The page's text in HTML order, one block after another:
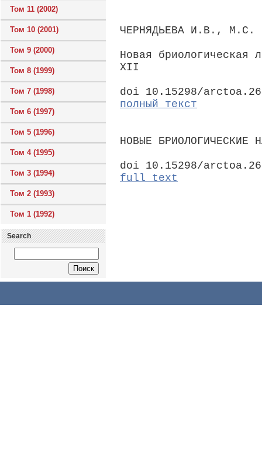
Том 11 (2002)
Том 10 (2001)
Том 9 (2000)
Том 8 (1999)
Том 7 (1998)
Том 6 (1997)
Том 5 (1996)
Том 4 (1995)
Том 3 (1994)
Том 2 (1993)
Том 1 (1992)
Search
ЧЕРНЯДЬЕВА И.В., М.С.
Новая бриологическая
XII
doi 10.15298/
полный текст
НОВЫЕ БРИОЛОГИЧЕСКИЕ
doi 10.15298/
full text